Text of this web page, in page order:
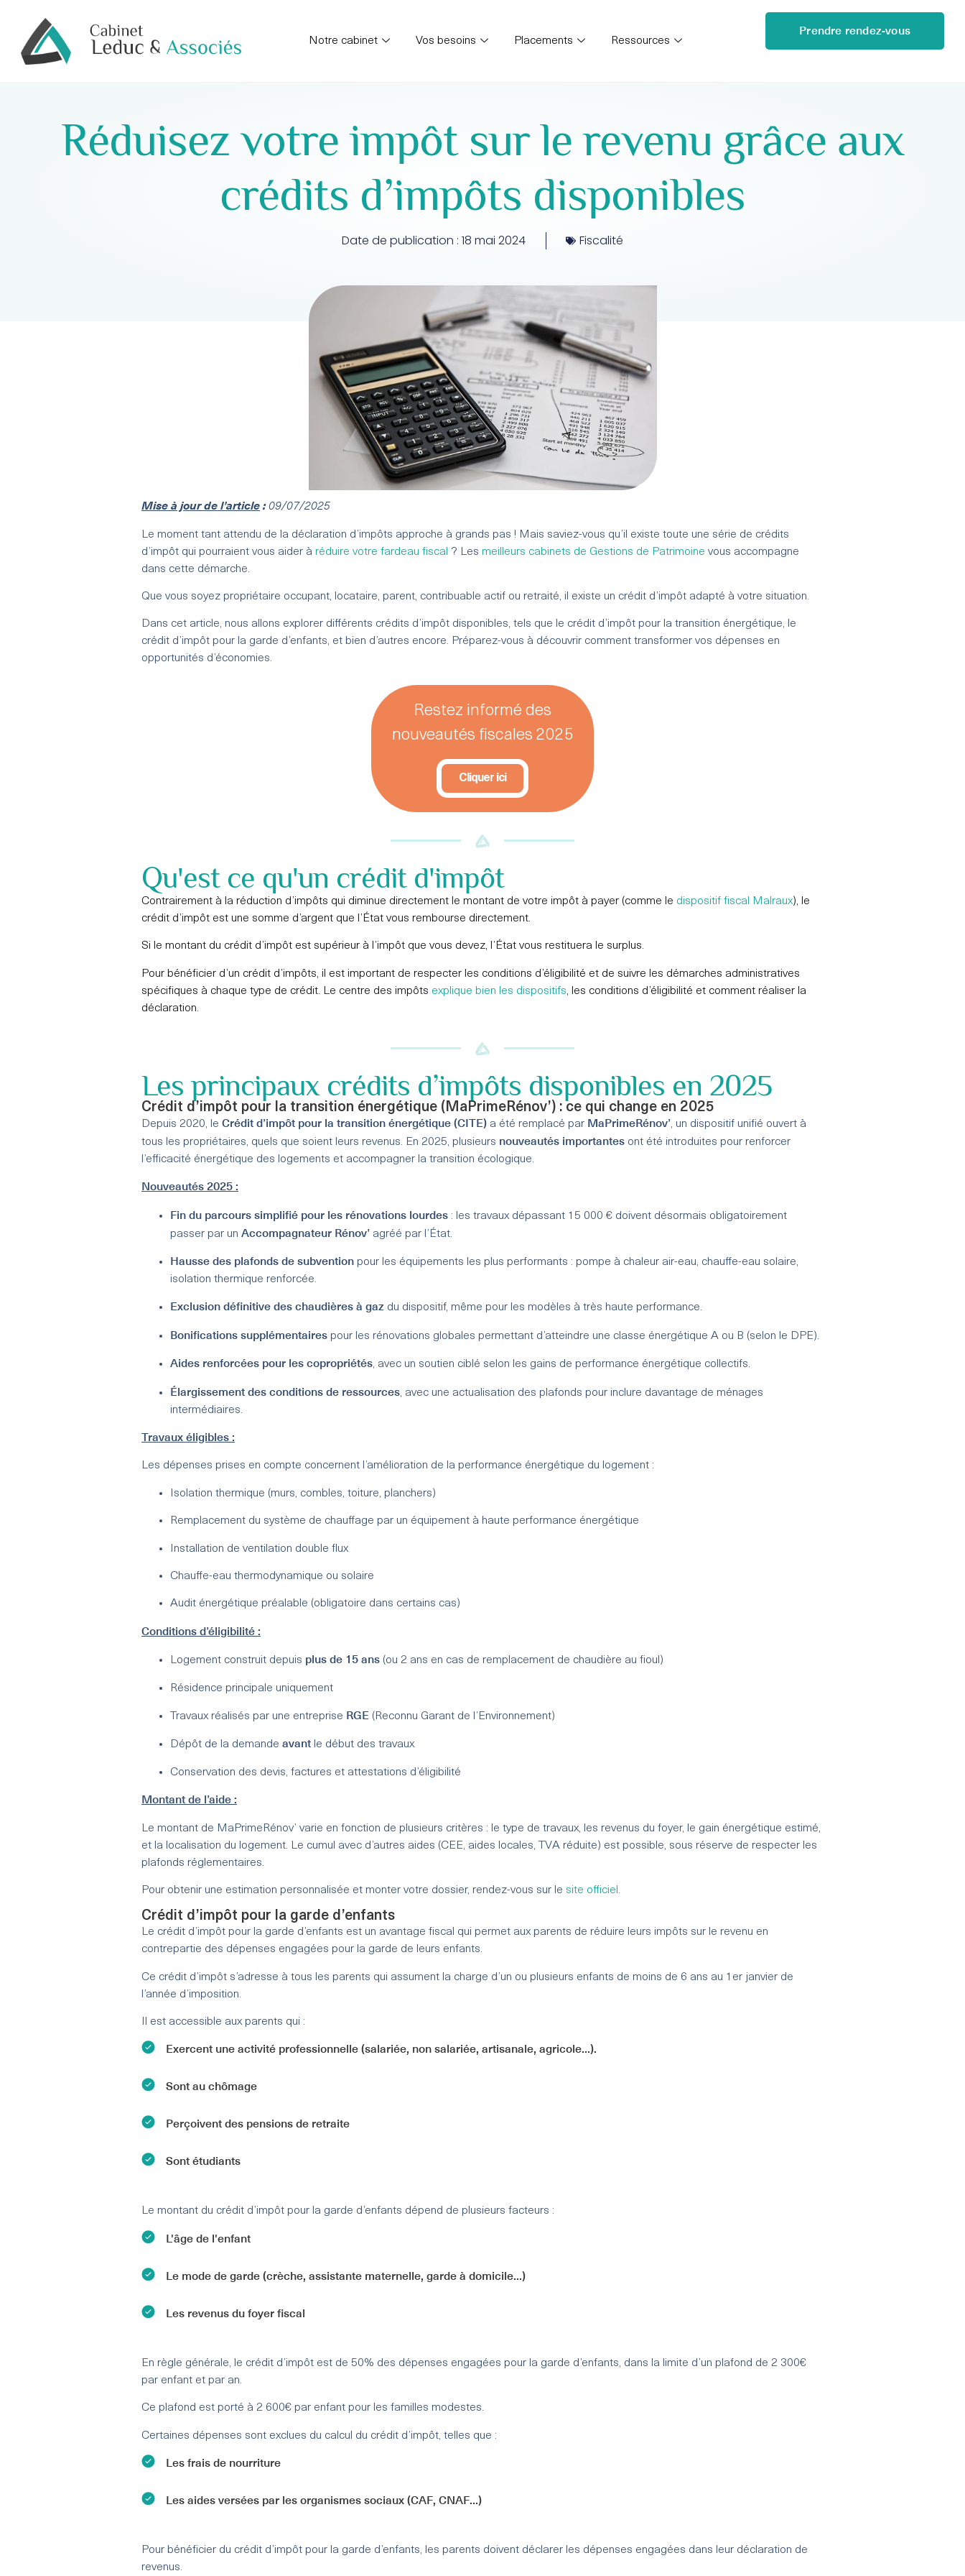
Notre cabinet Vos besoins Placements Ressources
Prendre rendez-vous
Réduisez votre impôt sur le revenu grâce aux
crédits d’impôts disponibles
Date de publication : 18 mai 2024 Fiscalité
Mise à jour de l’article :09/07/2025
Le moment tant attendu de la déclaration d’impôts approche à grands pas ! Mais saviez-vous qu’il existe toute une série de crédits
d’impôt qui pourraient vous aider à réduire votre fardeau fiscal ? Les meilleurs cabinets de Gestions de Patrimoine vous accompagne
dans cette démarche.
Que vous soyez propriétaire occupant, locataire, parent, contribuable actif ou retraité, il existe un crédit d’impôt adapté à votre situation.
Dans cet article, nous allons explorer différents crédits d’impôt disponibles, tels que le crédit d’impôt pour la transition énergétique, le
crédit d’impôt pour la garde d’enfants, et bien d’autres encore. Préparez-vous à découvrir comment transformer vos dépenses en
opportunités d’économies.
Restez informé des
nouveautés fiscales 2025
Cliquer ici
Qu'est ce qu'un crédit d'impôt
Contrairement à la réduction d’impôts qui diminue directement le montant de votre impôt à payer (comme le dispositif fiscal Malraux), le
crédit d’impôt est une somme d’argent que l’État vous rembourse directement.
Si le montant du crédit d’impôt est supérieur à l’impôt que vous devez, l’État vous restituera le surplus.
Pour bénéficier d’un crédit d’impôts, il est important de respecter les conditions d’éligibilité et de suivre les démarches administratives
spécifiques à chaque type de crédit. Le centre des impôts explique bien les dispositifs, les conditions d’éligibilité et comment réaliser la
déclaration.
Les principaux crédits d’impôts disponibles en 2025
Crédit d’impôt pour la transition énergétique (MaPrimeRénov’) : ce qui change en 2025
Depuis 2020, le Crédit d’impôt pour la transition énergétique (CITE) a été remplacé par MaPrimeRénov’, un dispositif unifié ouvert à
tous les propriétaires, quels que soient leurs revenus. En 2025, plusieurs nouveautés importantes ont été introduites pour renforcer
l’efficacité énergétique des logements et accompagner la transition écologique.
Nouveautés 2025 :
Fin du parcours simplifié pour les rénovations lourdes : les travaux dépassant 15 000 € doivent désormais obligatoirement
passer par un Accompagnateur Rénov’ agréé par l’État.
Hausse des plafonds de subvention pour les équipements les plus performants : pompe à chaleur air-eau, chauffe-eau solaire,
isolation thermique renforcée.
Exclusion définitive des chaudières à gaz du dispositif, même pour les modèles à très haute performance.
Bonifications supplémentaires pour les rénovations globales permettant d’atteindre une classe énergétique A ou B (selon le DPE).
Aides renforcées pour les copropriétés, avec un soutien ciblé selon les gains de performance énergétique collectifs.
Élargissement des conditions de ressources, avec une actualisation des plafonds pour inclure davantage de ménages
intermédiaires.
Travaux éligibles :
Les dépenses prises en compte concernent l’amélioration de la performance énergétique du logement :
Isolation thermique (murs, combles, toiture, planchers)
Remplacement du système de chauffage par un équipement à haute performance énergétique
Installation de ventilation double flux
Chauffe-eau thermodynamique ou solaire
Audit énergétique préalable (obligatoire dans certains cas)
Conditions d’éligibilité :
Logement construit depuis plus de 15 ans (ou 2 ans en cas de remplacement de chaudière au fioul)
Résidence principale uniquement
Travaux réalisés par une entreprise RGE (Reconnu Garant de l’Environnement)
Dépôt de la demande avant le début des travaux
Conservation des devis, factures et attestations d’éligibilité
Montant de l’aide :
Le montant de MaPrimeRénov’ varie en fonction de plusieurs critères : le type de travaux, les revenus du foyer, le gain énergétique estimé,
et la localisation du logement. Le cumul avec d’autres aides (CEE, aides locales, TVA réduite) est possible, sous réserve de respecter les
plafonds réglementaires.
Pour obtenir une estimation personnalisée et monter votre dossier, rendez-vous sur le site officiel .
Crédit d’impôt pour la garde d’enfants
Le crédit d’impôt pour la garde d’enfants est un avantage fiscal qui permet aux parents de réduire leurs impôts sur le revenu en
contrepartie des dépenses engagées pour la garde de leurs enfants.
Ce crédit d’impôt s’adresse à tous les parents qui assument la charge d’un ou plusieurs enfants de moins de 6 ans au 1er janvier de
l’année d’imposition.
Il est accessible aux parents qui :
Exercent une activité professionnelle (salariée, non salariée, artisanale, agricole...).
Sont au chômage
Perçoivent des pensions de retraite
Sont étudiants
Le montant du crédit d’impôt pour la garde d’enfants dépend de plusieurs facteurs :
L'âge de l'enfant
Le mode de garde (crèche, assistante maternelle, garde à domicile...)
Les revenus du foyer fiscal
En règle générale, le crédit d’impôt est de 50% des dépenses engagées pour la garde d’enfants, dans la limite d’un plafond de 2 300€
par enfant et par an.
Ce plafond est porté à 2 600€ par enfant pour les familles modestes.
Certaines dépenses sont exclues du calcul du crédit d’impôt, telles que :
Les frais de nourriture
Les aides versées par les organismes sociaux (CAF, CNAF...)
Pour bénéficier du crédit d’impôt pour la garde d’enfants, les parents doivent déclarer les dépenses engagées dans leur déclaration de
revenus.